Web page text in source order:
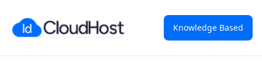
Knowledge Based